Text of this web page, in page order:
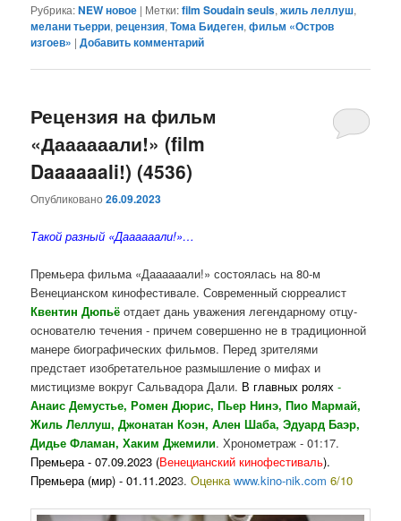
Рубрика:NEW новое | Метки:film Soudain seuls,жиль леллуш,
мелани тьерри,рецензия,Тома Бидеген,фильм «Остров
изгоев» |Добавить комментарий
Рецензия на фильм
«Даааааали!» (film
Daaaaaali!) (4536)
Опубликовано26.09.2023
Такой разный «Даааааали!»…
Премьера фильма «Даааааали!» состоялась на 80-м
Венецианском кинофестивале. Современный сюрреалист
Квентин Дюпьёотдает дань уважения легендарному отцу-
основателю течения - причем совершенно не в традиционной
манере биографических фильмов. Перед зрителями
предстает изобретательное размышление о мифах и
мистицизме вокруг Сальвадора Дали. В главных ролях -
Анаис Демустье,Ромен Дюрис,Пьер Нинэ,Пио Мармай,
Жиль Леллуш,Джонатан Коэн,АленШаба,Эдуард Баэр,
Дидье Фламан,Хаким Джемили. Хронометраж - 01:17.
Премьера - 07.09.2023 (Венецианский кинофестиваль).
Премьера (мир) - 01.11.2023.Оценкаwww.kino-nik.com 6/10